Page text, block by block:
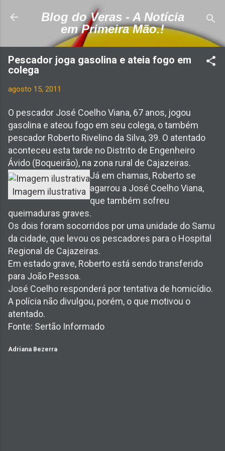
Pular para o conteúdo principal
Blog do Veras - A Notícia
em Primeira Mão.!
Pescador joga gasolina e ateia fogo em
colega
agosto 15, 2011
O pescador José Coelho Viana, 67 anos, jogou
gasolina e ateou fogo em seu colega, o também
pescador Roberto Rivelino da Silva, 39. O atentado
aconteceu esta tarde no Distrito de Engenheiro
Ávido (Boqueirão), na zona rural de Cajazeiras.
Imagem ilustrativa
Já em chamas, Roberto se
agarrou a José Coelho Viana,
que também sofreu
queimaduras graves.
Os dois foram socorridos por uma unidade do Samu
da cidade, que levou os pescadores para o Hospital
Regional de Cajazeiras.
Em estado grave, Roberto está sendo transferido
para João Pessoa.
José Coelho responderá por tentativa de homicídio.
A polícia não divulgou, porém, o que motivou o
atentado.
Fonte: Sertão Informado
Adriana Bezerra